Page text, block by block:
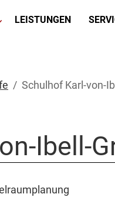
LEISTUNGEN
Schulhof Karl-von-
Ibell-